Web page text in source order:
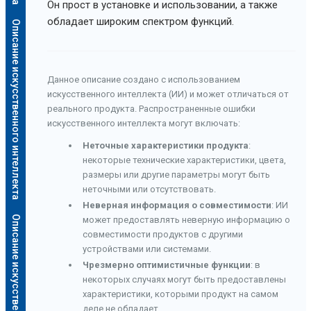
Описание искусственного интеллекта
Он прост в установке и использовании, а также
обладает широким спектром функций.
Данное описание создано с использованием
искусственного интеллекта (ИИ) и может отличаться от
реального продукта. Распространенные ошибки
искусственного интеллекта могут включать:
Неточные характеристики продукта:
некоторые технические характеристики, цвета,
размеры или другие параметры могут быть
неточными или отсутствовать.
Неверная информация о совместимости: ИИ
может предоставлять неверную информацию о
совместимости продуктов с другими
устройствами или системами.
Чрезмерно оптимистичные функции: в
некоторых случаях могут быть предоставлены
характеристики, которыми продукт на самом
деле не обладает.